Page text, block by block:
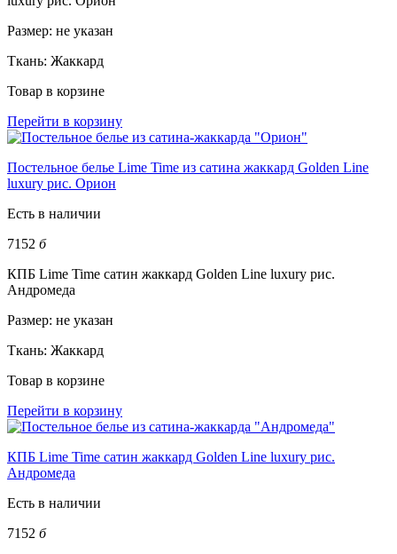
Размер: не указан
Ткань: Жаккард
Товар в корзине
Перейти в корзину
Постельное белье Lime Time из сатина жаккард Golden Line
luxury рис. Орион
Есть в наличии
7152 б
КПБ Lime Time сатин жаккард Golden Line luxury рис.
Андромеда
Размер: не указан
Ткань: Жаккард
Товар в корзине
Перейти в корзину
КПБ Lime Time сатин жаккард Golden Line luxury рис.
Андромеда
Есть в наличии
7152 б